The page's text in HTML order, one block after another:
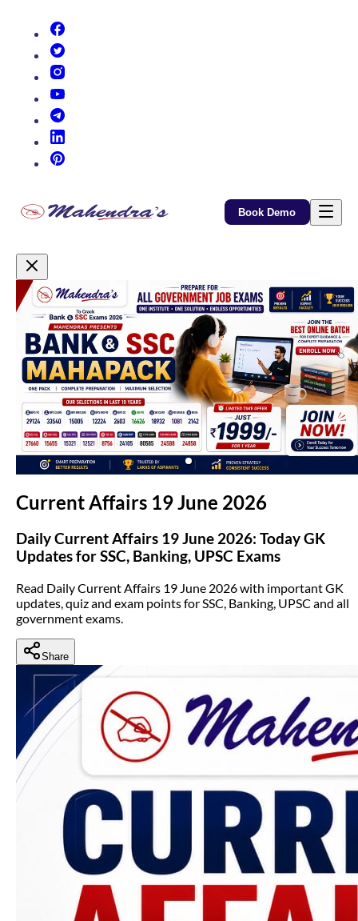
Book Demo
Promotional Content
Current Affairs 19 June 2026
Daily Current Affairs 19 June 2026: Today GK
Updates for SSC, Banking, UPSC Exams
Read Daily Current Affairs 19 June 2026 with important GK
updates, quiz and exam points for SSC, Banking, UPSC and all
government exams.
Share